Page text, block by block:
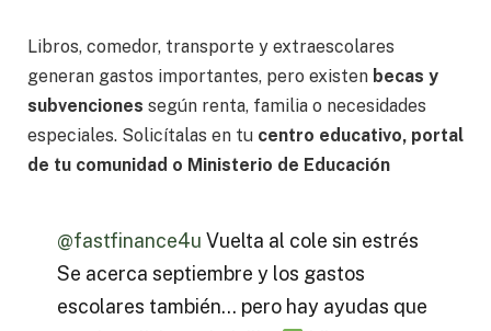
Libros, comedor, transporte y extraescolares
generan gastos importantes, pero existen becas y
subvenciones según renta, familia o necesidades
especiales. Solicítalas en tu centro educativo, portal
de tu comunidad o Ministerio de Educación
@fastfinance4u Vuelta al cole sin estrés
Se acerca septiembre y los gastos
escolares también… pero hay ayudas que